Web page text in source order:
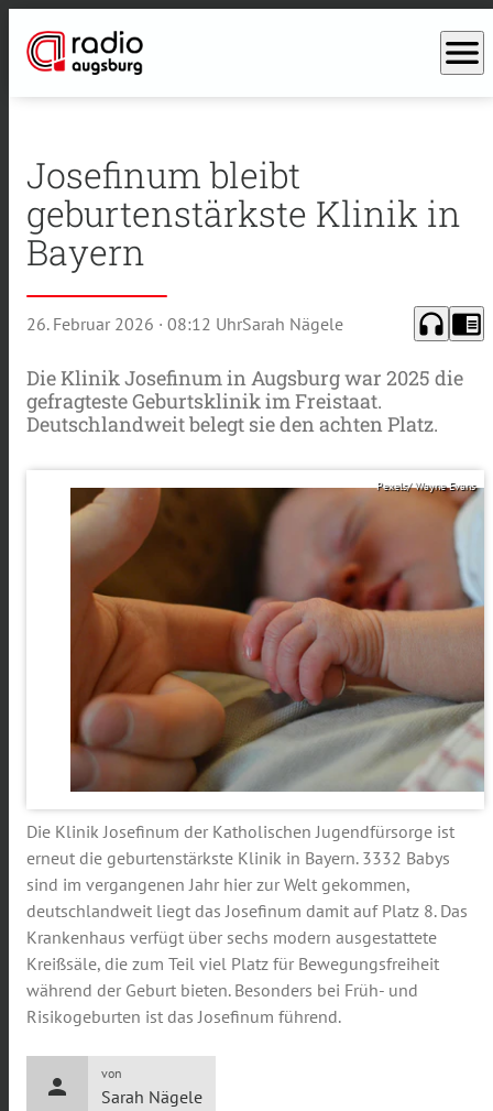
menu
Josefinum bleibt
geburtenstärkste Klinik in
Bayern
26. Februar 2026 · 08:12 UhrSarah Nägele headphones chrome_reader_mode
Die Klinik Josefinum in Augsburg war 2025 die
gefragteste Geburtsklinik im Freistaat.
Deutschlandweit belegt sie den achten Platz.
Pexels/ Wayne Evans
Die Klinik Josefinum der Katholischen Jugendfürsorge ist
erneut die geburtenstärkste Klinik in Bayern. 3332 Babys
sind im vergangenen Jahr hier zur Welt gekommen,
deutschlandweit liegt das Josefinum damit auf Platz 8. Das
Krankenhaus verfügt über sechs modern ausgestattete
Kreißsäle, die zum Teil viel Platz für Bewegungsfreiheit
während der Geburt bieten. Besonders bei Früh- und
Risikogeburten ist das Josefinum führend.
person
von
Sarah Nägele